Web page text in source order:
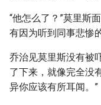
“他怎么了？”莫里斯
有因为听到同事悲惨
乔治见莫里斯没有被
了下来，就像完全没
异你应该有所耳闻。”